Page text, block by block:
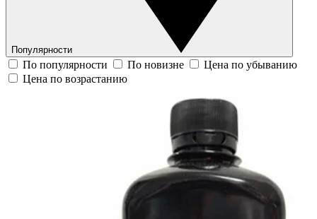
Популярности
По популярности По новизне
Цена по убыванию
Цена по возрастанию